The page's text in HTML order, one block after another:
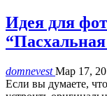
Идея для
domnevestМар 17,
Если вы думаете,